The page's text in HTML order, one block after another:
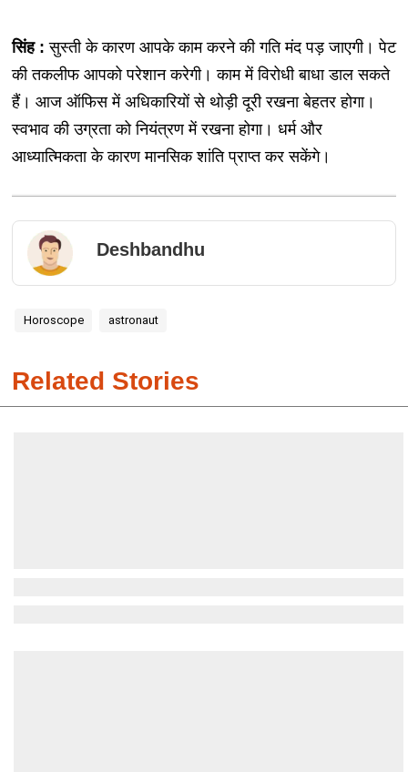
सिंह : सुस्ती के कारण आपके काम करने की गति मंद पड़ जाएगी। पेट
की तकलीफ आपको परेशान करेगी। काम में विरोधी बाधा डाल सकते
हैं। आज ऑफिस में अधिकारियों से थोड़ी दूरी रखना बेहतर होगा।
स्वभाव की उग्रता को नियंत्रण में रखना होगा। धर्म और
आध्यात्मिकता के कारण मानसिक शांति प्राप्त कर सकेंगे।
Deshbandhu
Horoscope astronaut
Related Stories